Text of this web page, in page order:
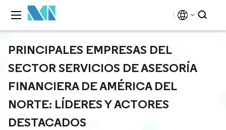
PRINCIPALES EMPRESAS DEL
SECTOR SERVICIOS DE ASESORÍA
FINANCIERA DE AMÉRICA DEL
NORTE: LÍDERES Y ACTORES
DESTACADOS